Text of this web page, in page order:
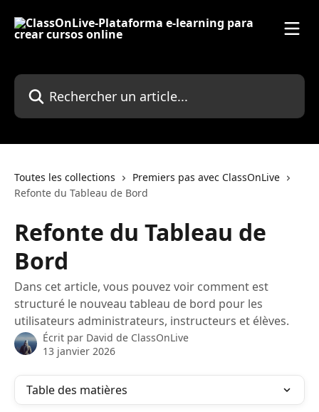
Rechercher un article...
Toutes les collections
Premiers pas avec ClassOnLive
Refonte du Tableau de Bord
Refonte du Tableau de
Bord
Dans cet article, vous pouvez voir comment est
structuré le nouveau tableau de bord pour les
utilisateurs administrateurs, instructeurs et élèves.
Écrit par David de ClassOnLive
13 janvier 2026
Table des matières